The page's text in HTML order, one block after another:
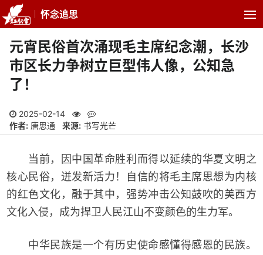
怀念追思
元宵民俗首次涌现毛主席纪念潮，长沙
市区长力争树立巨型伟人像，公知急
了！
2025-02-14
作者: 唐思通 来源: 书写光芒
当前，因中国革命胜利而得以延续的华夏文明之
核心民俗，迸发新活力！自信的将毛主席思想为内核
的红色文化，融于其中，强势冲击公知鼓吹的美西方
文化入侵，成为捍卫人民江山不变颜色的生力军。
中华民族是一个有历史使命感懂得感恩的民族。